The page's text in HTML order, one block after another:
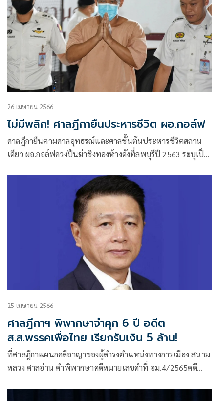
26 เมษายน 2566
ไม่มีพลิก! ศาลฎีกายืนประหารชีวิต ผอ.กอล์ฟ
ศาลฎีกายืนตามศาลอุทธรณ์และศาลชั้นต้นประหารชีวิตสถาน
เดียว ผอ.กอล์ฟควงปืนฆ่าชิงทองห้างดังที่ลพบุรีปี 2563 ระบุเป็น
25 เมษายน 2566
ศาลฎีกาฯ พิพากษาจำคุก 6 ปี อดีต
ส.ส.พรรคเพื่อไทย เรียกรับเงิน 5 ล้าน!
ที่ศาลฎีกาแผนกคดีอาญาของผู้ดำรงตำแหน่งทางการเมือง สนาม
หลวง ศาลอ่าน คําพิพากษาคดีหมายเลขดำที่ อม.4/2565คดี